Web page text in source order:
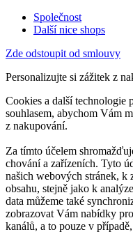
Společnost
Další nice shops
Zde odstoupit od smlouvy
Personalizujte si zážitek z
Cookies a další technologie
souhlasem, abychom Vám
z nakupování.
Za tímto účelem
chování a zařízeních. Tyto
našich webových stránek, k
obsahu, stejně jako k
data můžeme také
zobrazovat Vám nabídky
kanálů, a to pouze v